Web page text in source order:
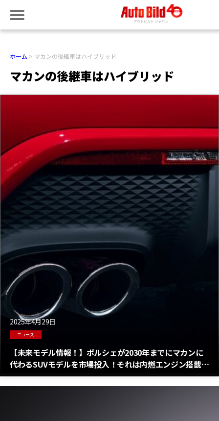
ホーム マカンの後継車はハイブリッド
マカンの後継車はハイブリッド
2025年4月29日
ニュース
【未来モデル情報！】ポルシェが2030年までにマカンに
代わるSUVモデルを市場投入！それは内燃エンジン搭載モ
デルだ！